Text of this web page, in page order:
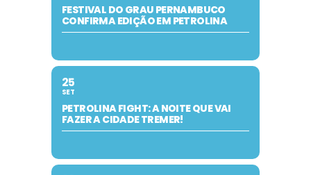
FESTIVAL DO GRAU PERNAMBUCO
CONFIRMA EDIÇÃO EM PETROLINA
25
SET
PETROLINA FIGHT: A NOITE QUE VAI
FAZER A CIDADE TREMER!